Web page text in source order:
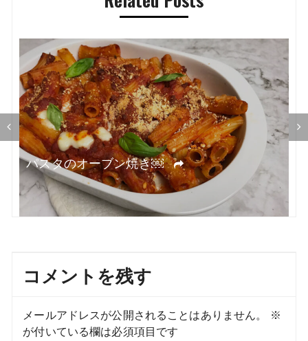
シ
ョ
ン
パスタのオーブン焼き￼
コメントを残す
メールアドレスが公開されることはありません。
※
が付いている欄は必須項目です